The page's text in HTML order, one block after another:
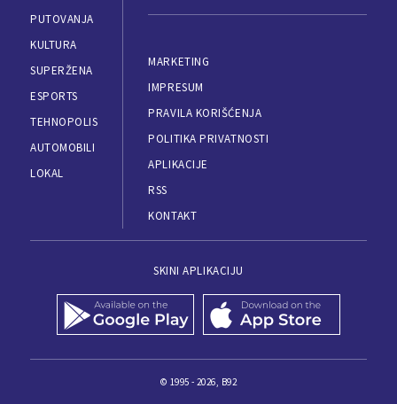
PUTOVANJA
KULTURA
SUPERŽENA
ESPORTS
TEHNOPOLIS
AUTOMOBILI
LOKAL
MARKETING
IMPRESUM
PRAVILA KORIŠĆENJA
POLITIKA PRIVATNOSTI
APLIKACIJE
RSS
KONTAKT
SKINI APLIKACIJU
© 1995 - 2026, B92